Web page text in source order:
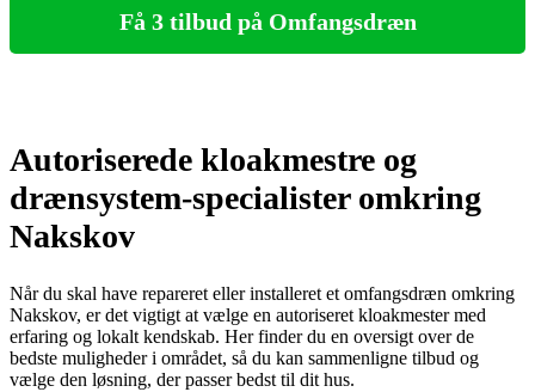
Få 3 tilbud på Omfangsdræn
Autoriserede kloakmestre og
drænsystem-specialister omkring
Nakskov
Når du skal have repareret eller installeret et omfangsdræn omkring
Nakskov, er det vigtigt at vælge en autoriseret kloakmester med
erfaring og lokalt kendskab. Her finder du en oversigt over de
bedste muligheder i området, så du kan sammenligne tilbud og
vælge den løsning, der passer bedst til dit hus.